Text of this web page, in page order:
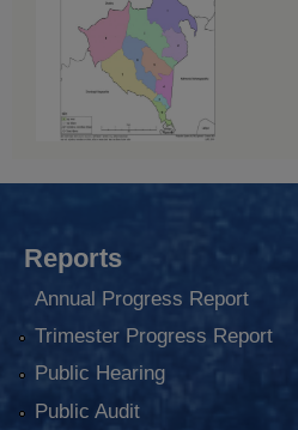
Reports
Annual Progress Report
Trimester Progress Report
Public Hearing
Public Audit